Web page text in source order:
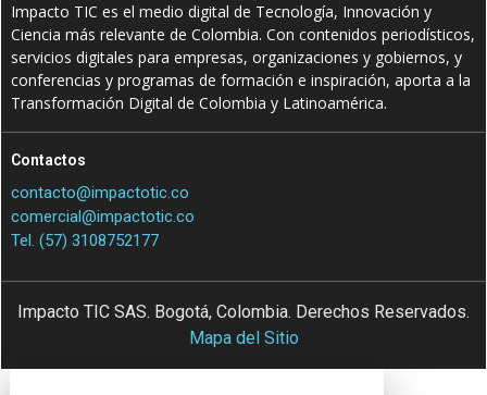
Impacto TIC es el medio digital de Tecnología, Innovación y
Ciencia más relevante de Colombia. Con contenidos periodísticos,
servicios digitales para empresas, organizaciones y gobiernos, y
conferencias y programas de formación e inspiración, aporta a la
Transformación Digital de Colombia y Latinoamérica.
Contactos
contacto@impactotic.co
comercial@impactotic.co
Tel. (57) 3108752177
Impacto TIC SAS. Bogotá, Colombia. Derechos Reservados.
Mapa del Sitio